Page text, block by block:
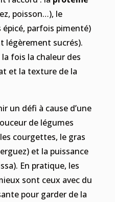
poisson…), le
épicé, parfois pimenté)
légèrement sucrés).
fois la chaleur des
et la texture de la
un défi à cause d’une
de légumes
courgettes, le gras
et la puissance
En pratique, les
sont ceux avec du
pour garder de la